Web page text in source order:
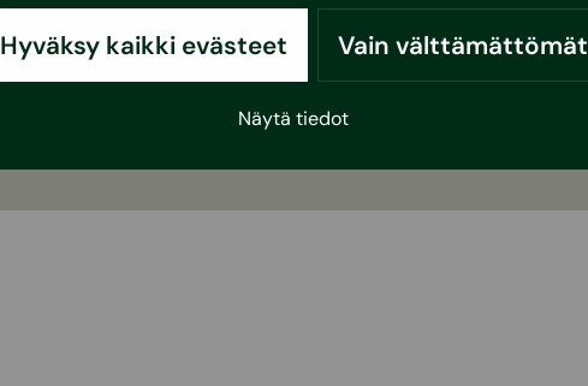
Hyväksy kaikki evästeet Vain välttämättömät
Näytä tiedot